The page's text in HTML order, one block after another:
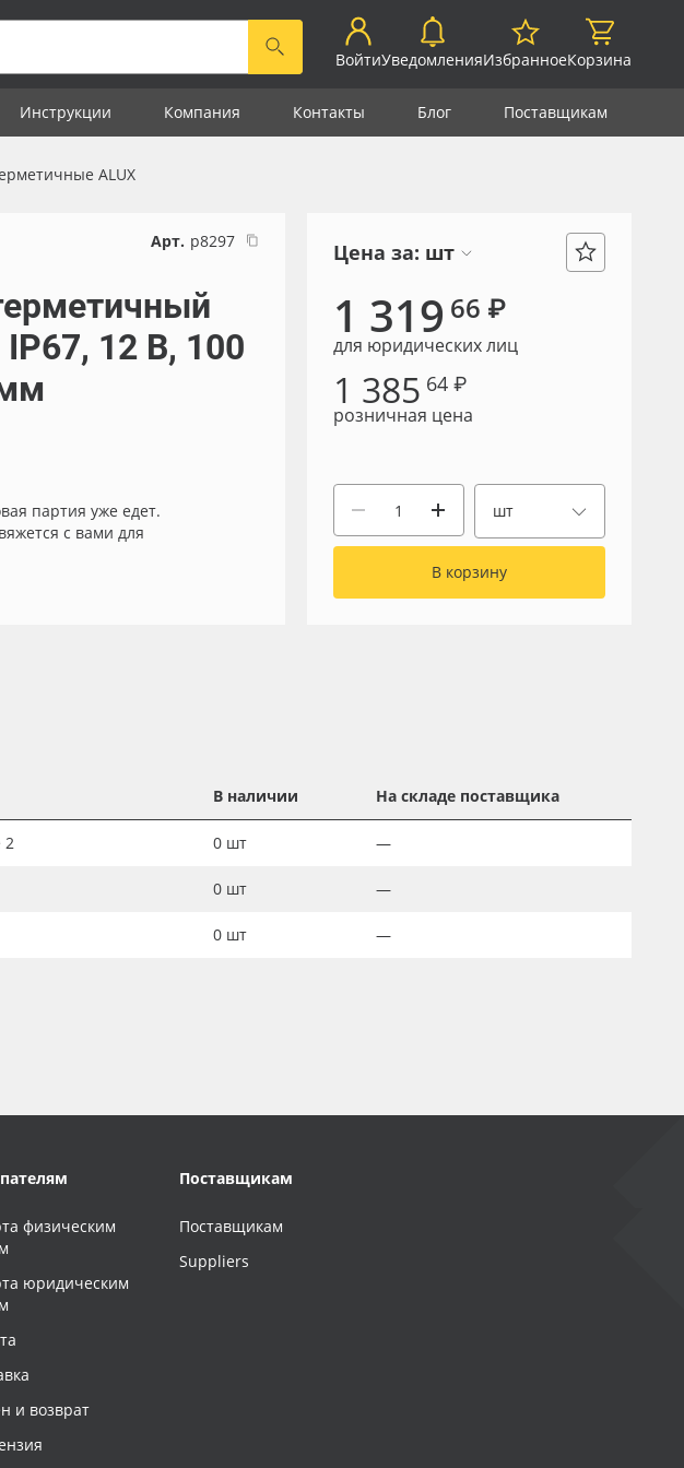
ВойтиУведомленияИзбранноеКорзина
Инструкции Компания Контакты Блог Поставщикам
ALUX
Арт. р8297
12 В, 100
партия уже едет.
с вами для
Цена за: шт
1 319 66 ₽
для юридических лиц
1 385 64 ₽
розничная цена
шт
В корзину
В наличии На складе поставщика
2 0 шт —
0 шт —
0 шт —
физическим
юридическим
и возврат
Поставщикам
Поставщикам
Suppliers